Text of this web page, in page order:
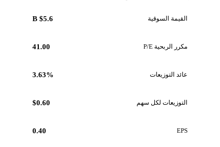
القيمة السوقية $5.6 B
مكرر الربحية P/E 41.00
عائد التوزيعات 3.63%
التوزيعات لكل سهم $0.60
EPS
0.40